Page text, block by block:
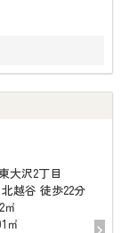
大沢2丁目
越谷 徒歩22分
㎡
㎡